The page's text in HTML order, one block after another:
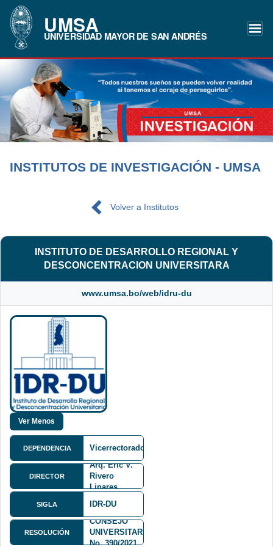
UMSA
UNIVERSIDAD MAYOR DE SAN ANDRÉS
INSTITUTOS DE INVESTIGACIÓN - UMSA
Volver a Institutos
INSTITUTO DE DESARROLLO REGIONAL Y
DESCONCENTRACION UNIVERSITARA
www.umsa.bo/web/idru-du
DEPENDENCIA Vicerrectorado
DIRECTOR
Arq. Eric V.
Rivero
Linares
SIGLA IDR-DU
RESOLUCIÓN
COMITÉ
EJECUTIVO
DEL
CONSEJO
UNIVERSITARIO
No. 390/2021
Av. 6 de